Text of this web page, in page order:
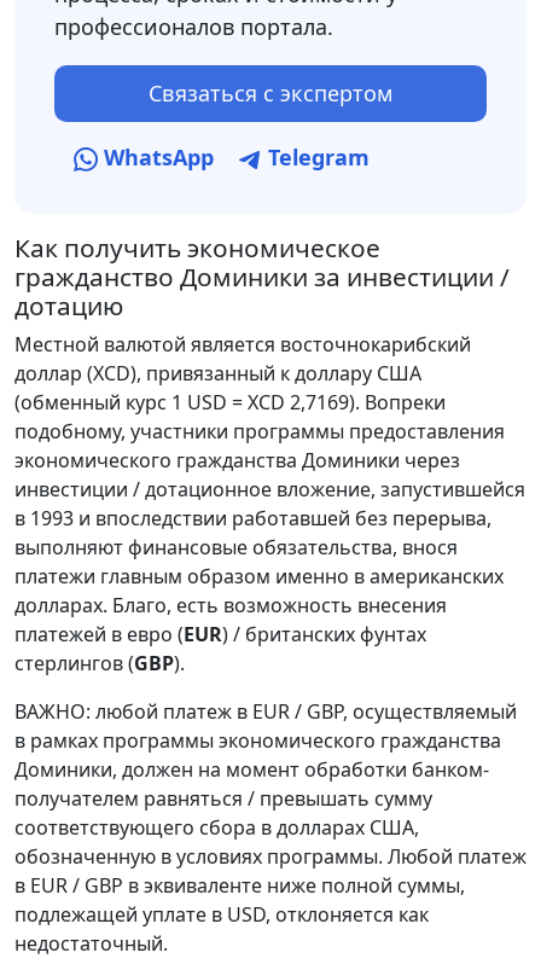
профессионалов портала.
Связаться с экспертом
WhatsApp Telegram
Как получить экономическое
гражданство Доминики за инвестиции /
дотацию
Местной валютой является восточнокарибский
доллар (XCD), привязанный к доллару США
(обменный курс 1 USD = XCD 2,7169). Вопреки
подобному, участники программы предоставления
экономического гражданства Доминики через
инвестиции / дотационное вложение, запустившейся
в 1993 и впоследствии работавшей без перерыва,
выполняют финансовые обязательства, внося
платежи главным образом именно в американских
долларах. Благо, есть возможность внесения
платежей в евро (EUR) / британских фунтах
стерлингов (GBP).
ВАЖНО: любой платеж в EUR / GBP, осуществляемый
в рамках программы экономического гражданства
Доминики, должен на момент обработки банком-
получателем равняться / превышать сумму
соответствующего сбора в долларах США,
обозначенную в условиях программы. Любой платеж
в EUR / GBP в эквиваленте ниже полной суммы,
подлежащей уплате в USD, отклоняется как
недостаточный.